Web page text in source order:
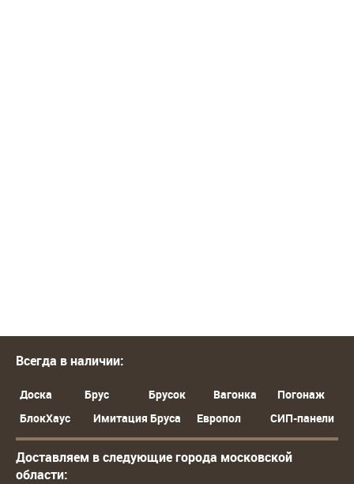
Всегда в наличии:
Доска Брус Брусок Вагонка
Погонаж
БлокХаус
Имитация Бруса Европол СИП-панели
Доставляем в следующие города московской
области: